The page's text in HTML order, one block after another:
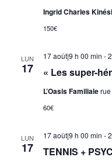
Ingrid Charles
150€
LUN
17 « Les super-
17 août|9 h 00 min -
L’Oasis Familiale
60€
LUN
17 TENNIS +
17 août|9 h 00 min -